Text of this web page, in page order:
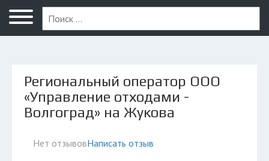
Волгоград
Региональный оператор ООО
«Управление отходами -
Волгоград» на Жукова
Нет отзывовНаписать отзыв